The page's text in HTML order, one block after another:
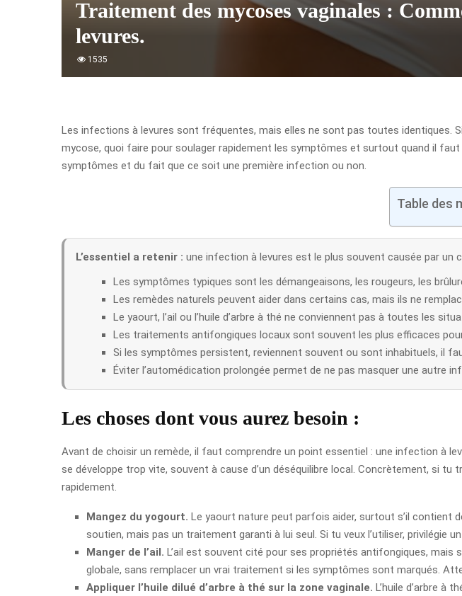
Traitement des mycoses vaginales :
levures.
1535
Les infections à levures sont fréquentes, mais elles ne sont pas toutes identiques.
mycose, quoi faire pour soulager rapidement les symptômes et surtout quand il
symptômes et du fait que ce soit une première infection ou non.
Table des
L’essentiel a retenir : une infection à levures est le plus souvent causée par
Les symptômes typiques sont les démangeaisons, les rougeurs, les
Les remèdes naturels peuvent aider dans certains cas, mais ils ne
Le yaourt, l’ail ou l’huile d’arbre à thé ne conviennent pas à toutes les
Les traitements antifongiques locaux sont souvent les plus efficaces
Si les symptômes persistent, reviennent souvent ou sont inhabituels, il
Éviter l’automédication prolongée permet de ne pas masquer une autre
Les choses dont vous aurez besoin :
Avant de choisir un remède, il faut comprendre un point essentiel : une infection à
se développe trop vite, souvent à cause d’un déséquilibre local. Concrètement, si
rapidement.
Mangez du yogourt. Le yaourt nature peut parfois aider, surtout s’il contient
soutien, mais pas un traitement garanti à lui seul. Si tu veux l’utiliser, privilégie
Manger de l’ail. L’ail est souvent cité pour ses propriétés antifongiques,
globale, sans remplacer un vrai traitement si les symptômes sont marqués.
Appliquer l’huile dilué d’arbre à thé sur la zone vaginale. L’huile d’arbre à